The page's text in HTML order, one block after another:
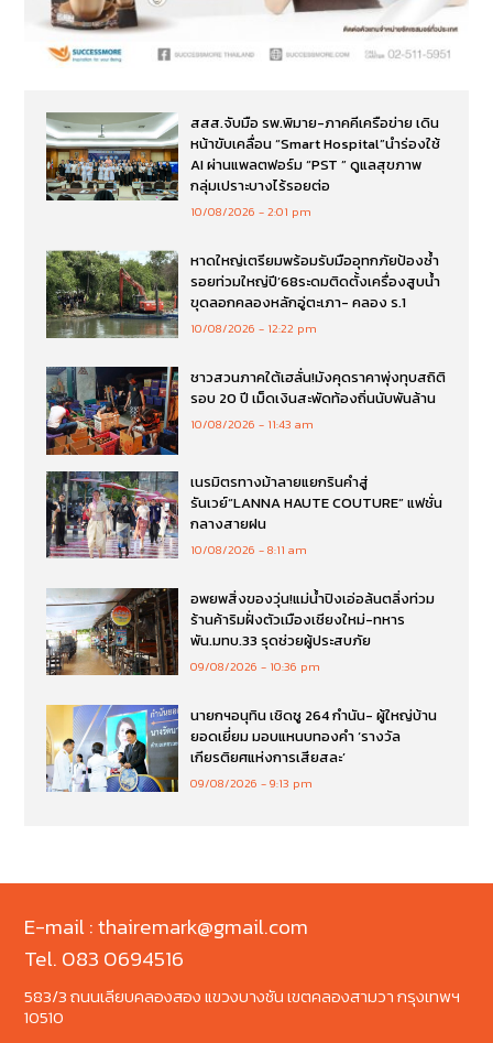
สสส.จับมือ รพ.พิมาย-ภาคคีเครือข่าย เดิน
หน้าขับเคลื่อน “Smart Hospital”นำร่องใช้
AI ผ่านแพลตฟอร์ม “PST ” ดูแลสุขภาพ
กลุ่มเปราะบางไร้รอยต่อ
10/08/2026 2:01 pm
หาดใหญ่เตรียมพร้อมรับมืออุทกภัยป้องซ้ำ
รอยท่วมใหญ่ปี’68ระดมติดตั้งเครื่องสูบน้ำ
ขุดลอกคลองหลักอู่ตะเภา- คลอง ร.1
10/08/2026 12:22 pm
ชาวสวนภาคใต้เฮลั่น!มังคุดราคาพุ่งทุบสถิติ
รอบ 20 ปี เม็ดเงินสะพัดท้องถิ่นนับพันล้าน
10/08/2026 11:43 am
เนรมิตรทางม้าลายแยกรินคำสู่
รันเวย์“LANNA HAUTE COUTURE” แฟชั่น
กลางสายฝน
10/08/2026 8:11 am
อพยพสิ่งของวุ่น!แม่น้ำปิงเอ่อล้นตลิ่งท่วม
ร้านค้าริมฝั่งตัวเมืองเชียงใหม่-ทหาร
พัน.มทบ.33 รุดช่วยผู้ประสบภัย
09/08/2026 10:36 pm
นายกฯอนุทิน เชิดชู 264 กำนัน- ผู้ใหญ่บ้าน
ยอดเยี่ยม มอบแหนบทองคำ ‘รางวัล
เกียรติยศแห่งการเสียสละ’
09/08/2026 9:13 pm
E-mail : thairemark@gmail.com
Tel. 083 0694516
583/3 ถนนเลียบคลองสอง แขวงบางชัน เขตคลองสามวา กรุงเทพฯ
10510